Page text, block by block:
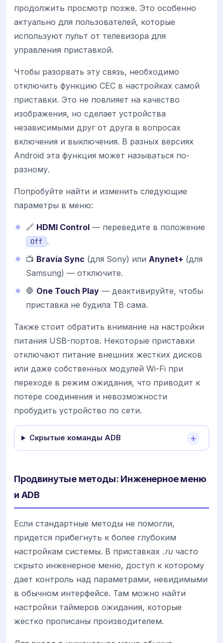
продолжить просмотр позже. Это особенно
актуально для пользователей, которые
используют пульт от телевизора для
управления приставкой.
Чтобы разорвать эту связь, необходимо
отключить функцию CEC в настройках самой
приставки. Это не повлияет на качество
изображения, но сделает устройства
независимыми друг от друга в вопросах
включения и выключения. В разных версиях
Android эта функция может называться по-
разному.
Попробуйте найти и изменить следующие
параметры в меню:
🔗 HDMI Control — переведите в положение
Off
.
📺 Bravia Sync (для Sony) или Anynet+ (для
Samsung) — отключите.
🛑 One Touch Play — деактивируйте, чтобы
приставка не будила ТВ сама.
Также стоит обратить внимание на настройки
питания USB-портов. Некоторые приставки
отключают питание внешних жестких дисков
или даже собственных модулей Wi-Fi при
переходе в режим ожидания, что приводит к
потере соединения и невозможности
пробудить устройство по сети.
Скрытые команды ADB
Продвинутые методы: Инженерное меню
и ADB
Если стандартные методы не помогли,
придется прибегнуть к более глубоким
настройкам системы. В приставках .ruчасто
скрыто инженерное меню, доступ к которому
дает контроль над параметрами, невидимыми
в обычном интерфейсе. Там можно найти
настройки таймеров ожидания, которые
жестко прописаны производителем.